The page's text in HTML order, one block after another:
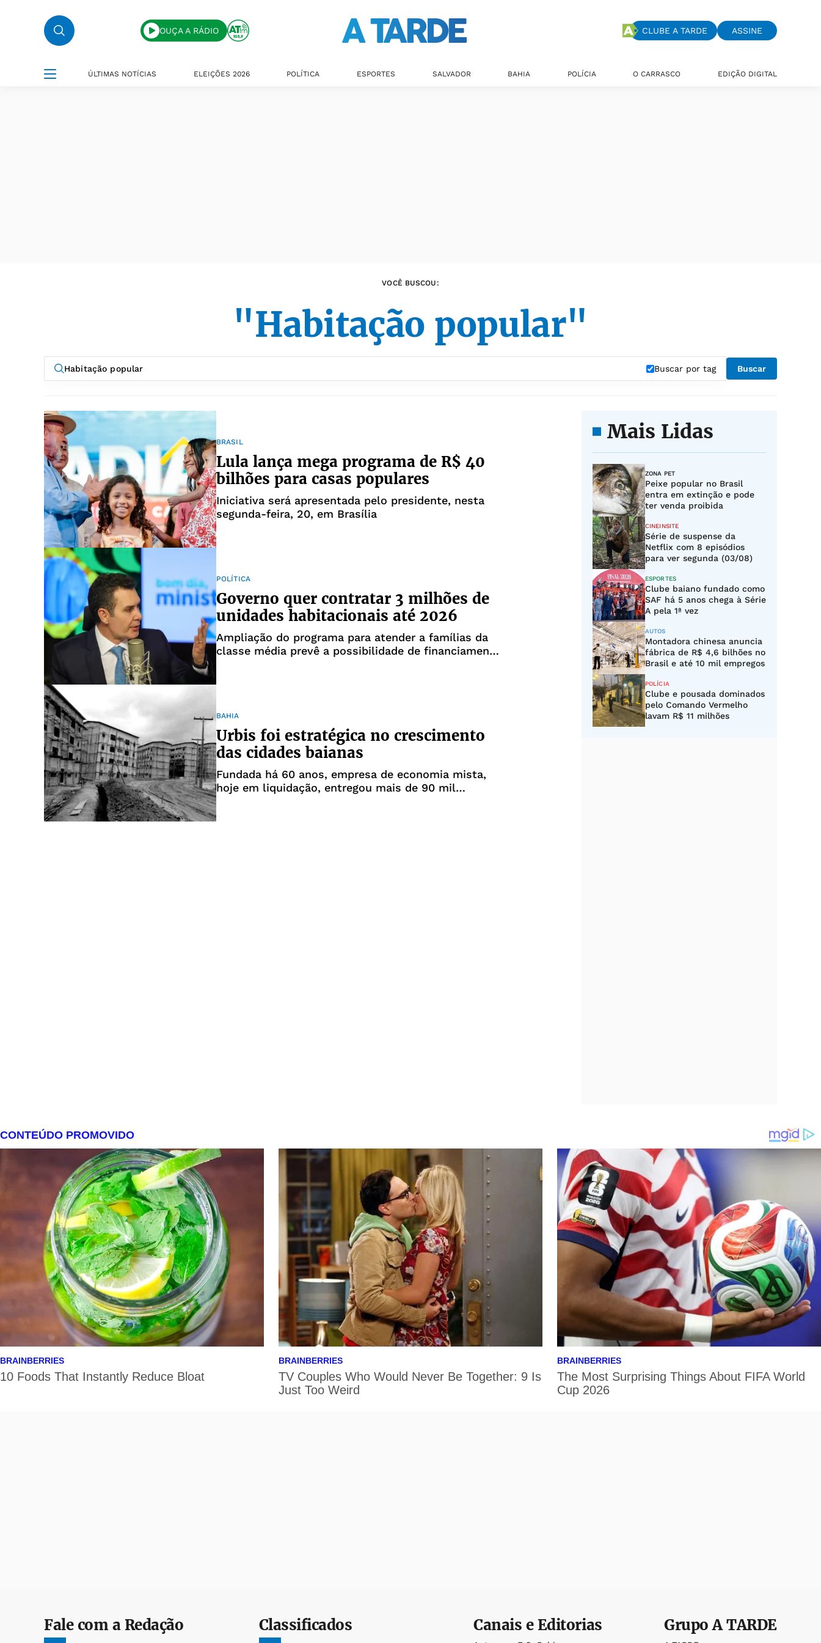
OUÇA A RÁDIO CLUBE A TARDE ASSINE
ÚLTIMAS NOTÍCIAS ELEIÇÕES 2026 POLÍTICA ESPORTES SALVADOR BAHIA POLÍCIA O CARRASCO EDIÇÃO DIGITAL
VOCÊ BUSCOU:
"Habitação popular"
Buscar por tag Buscar
BRASIL
Lula lança mega programa de R$ 40
bilhões para casas populares
Iniciativa será apresentada pelo presidente, nesta
segunda-feira, 20, em Brasília
POLÍTICA
Governo quer contratar 3 milhões de
unidades habitacionais até 2026
Ampliação do programa para atender a famílias da
classe média prevê a possibilidade de financiamento
BAHIA
Urbis foi estratégica no crescimento
das cidades baianas
Fundada há 60 anos, empresa de economia mista,
hoje em liquidação, entregou mais de 90 mil
Mais Lidas
ZONA PET
Peixe popular no Brasil
entra em extinção e pode
ter venda proibida
CINEINSITE
Série de suspense da
Netflix com 8 episódios
para ver segunda (03/08)
ESPORTES
Clube baiano fundado como
SAF há 5 anos chega à Série
A pela 1ª vez
AUTOS
Montadora chinesa anuncia
fábrica de R$ 4,6 bilhões no
Brasil e até 10 mil empregos
POLÍCIA
Clube e pousada dominados
pelo Comando Vermelho
lavam R$ 11 milhões
Fale com a Redação Classificados Canais e Editorias GrupoA TARDE